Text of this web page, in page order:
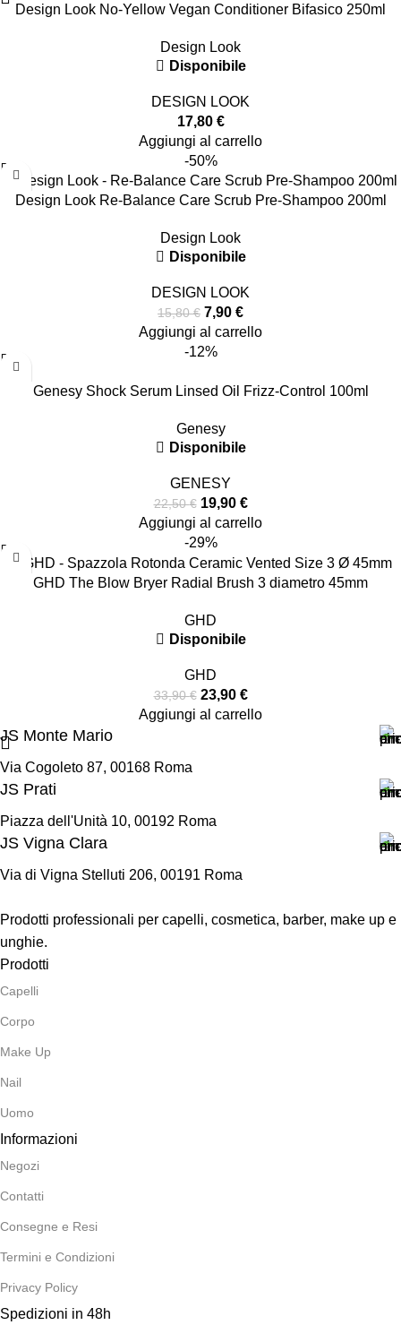
Design Look No-Yellow Vegan Conditioner Bifasico 250ml
Design Look
Disponibile
DESIGN LOOK
17,80 €
Aggiungi al carrello
-50%
Design Look Re-Balance Care Scrub Pre-Shampoo 200ml
Design Look
Disponibile
DESIGN LOOK
15,80€ 7,90 €
Aggiungi al carrello
-12%
Genesy Shock Serum Linsed Oil Frizz-Control 100ml
Genesy
Disponibile
GENESY
22,50€ 19,90 €
Aggiungi al carrello
-29%
GHD The Blow Bryer Radial Brush 3 diametro 45mm
GHD
Disponibile
GHD
33,90€ 23,90 €
Aggiungi al carrello
JS Monte Mario
Via Cogoleto 87, 00168 Roma
JS Prati
Piazza dell'Unità 10, 00192 Roma
JS Vigna Clara
Via di Vigna Stelluti 206, 00191 Roma
Prodotti professionali per capelli, cosmetica, barber, make up e
unghie.
Prodotti
Capelli
Corpo
Make Up
Nail
Uomo
Informazioni
Negozi
Contatti
Consegne e Resi
Termini e Condizioni
Privacy Policy
Spedizioni in 48h